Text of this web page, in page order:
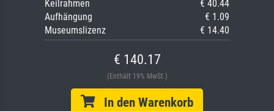
Keilrahmen
€ 40.44
Aufhängung
€ 1.09
Museumslizenz
€ 14.40
€ 140.17
(Enthält 19% MwSt.)
In den Warenkorb